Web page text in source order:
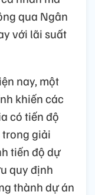
qua Ngân
với lãi suất
nay, một
khiến các
có tiến độ
giải
tiến độ dự
quy định
thành dự án